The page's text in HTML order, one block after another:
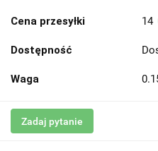
Cena przesyłki 14
Dostępność
Waga
Zadaj pytanie